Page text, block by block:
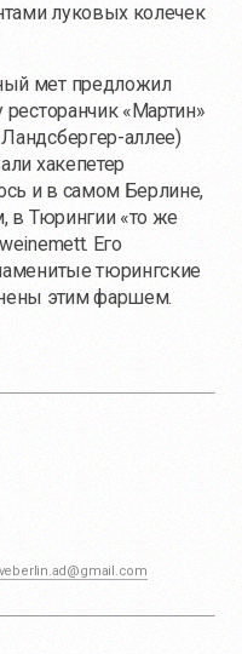
луковых колечек
мет предложил
«Мартин»
аллее)
хакепетер
и в самом Берлине,
в Тюрингии «то же
Его
тюрингские
этим фаршем.